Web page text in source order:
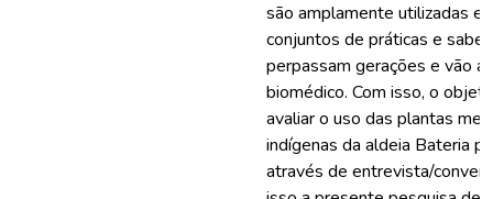
são amplamente utilizadas
conjuntos de práticas e
perpassam gerações e vão
biomédico. Com isso, o
avaliar o uso das plantas
indígenas da aldeia Bateria
através de entrevista/